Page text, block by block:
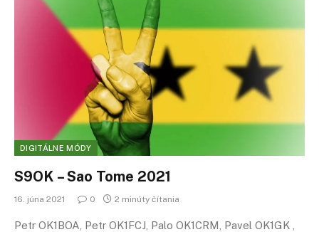
DIGITÁLNE MÓDY
S9OK – Sao Tome 2021
16. júna 2021 0 2 minúty čítania
Petr OK1BOA, Petr OK1FCJ, Palo OK1CRM, Pavel OK1GK ,